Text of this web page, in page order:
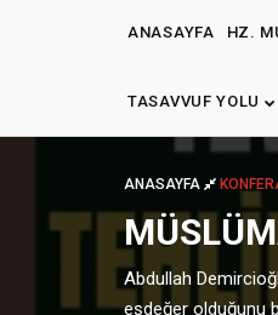
ANASAYFA HZ.
TASAVVUF YOLU
ANASAYFA
Abdullah
eşdeğer olduğunu